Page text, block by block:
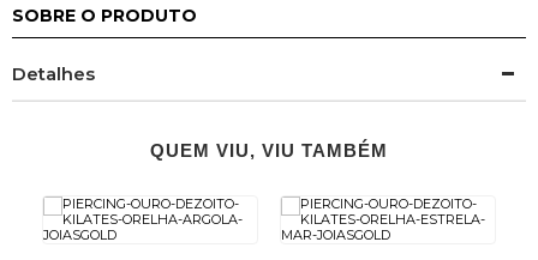
SOBRE O PRODUTO
Detalhes
QUEM VIU, VIU TAMBÉM